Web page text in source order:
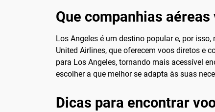
Que companhias
Los Angeles é um destino popular e, por
United Airlines, que oferecem voos diretos e
para Los Angeles, tornando mais acessível
escolher a que melhor se adapta às suas
Dicas para encontrar